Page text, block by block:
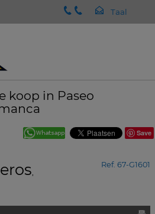
koop in Paseo
Save
Ref. 67-G1601
,